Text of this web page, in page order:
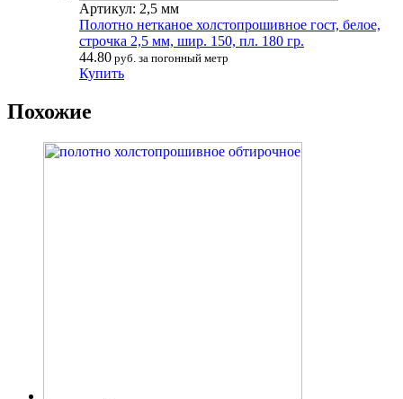
Артикул: 2,5 мм
Полотно нетканое холстопрошивное гост, белое,
строчка 2,5 мм, шир. 150, пл. 180 гр.
44.80 руб. за погонный метр
Купить
Похожие